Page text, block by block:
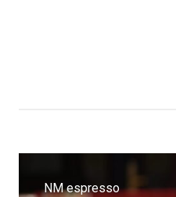
NM espresso